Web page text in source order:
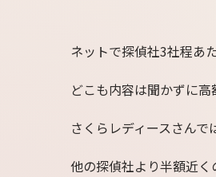
ネットで探偵社3社程あ
どこも内容は聞かずに高
さくらレディースさん
他の探偵社より半額近く